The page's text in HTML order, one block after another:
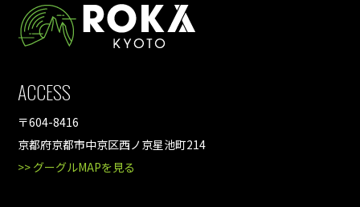
ACCESS
〒604-8416
京都府京都市中京区西ノ京星池町214
>> グーグルMAPを見る